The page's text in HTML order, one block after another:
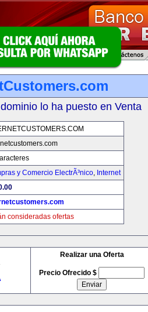
lo ha puesto en Venta
y Comercio ElectrÃ³nico, Internet
consideradas ofertas
Realizar una Oferta
Precio Ofrecido $